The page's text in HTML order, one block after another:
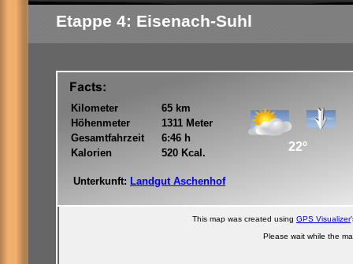
Etappe 4: Eisenach-Suhl
Kilometer
65 km
Höhenmeter
1311 Meter
Gesamtfahrzeit
6:46 h
Kalorien
520 Kcal.
Unterkunft: Landgut Aschenhof
22º